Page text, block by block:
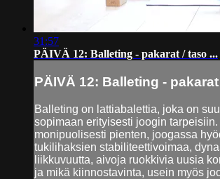
31:57
PÄIVÄ 12: Balleting - pakarat / taso ...
PÄIVÄ 12: Balleting -
Balleting on lattiabalettia, joka on
sopimaan erityisesti joogin tarpeisiin.
monipuolisesti pienten, joogassa
tukilihaksien stabiliteettivoimaa,
liikkuvuutta, aivoja ruokkivia uusia
ja mikä kiinnostavinta, usein myös